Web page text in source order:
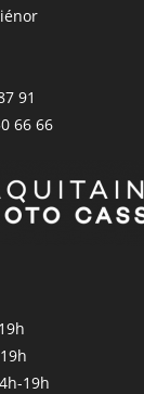
91
66 66
19h